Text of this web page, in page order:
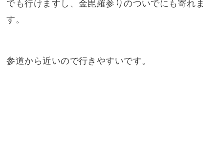
でも行けますし、金毘羅参りのついでにも寄れま
す。
参道から近いので行きやすいです。